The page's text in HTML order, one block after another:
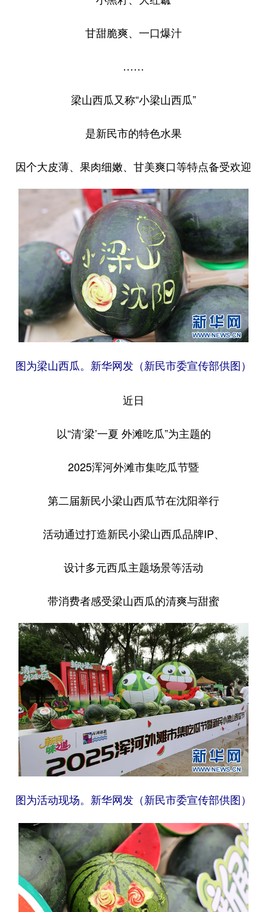
甘甜脆爽、一口爆汁
……
梁山西瓜又称“小梁山西瓜”
是新民市的特色水果
因个大皮薄、果肉细嫩、甘美爽口等特点备受欢迎
图为梁山西瓜。新华网发（新民市委宣传部供图）
近日
以“清‘梁’一夏 外滩吃瓜”为主题的
2025浑河外滩市集吃瓜节暨
第二届新民小梁山西瓜节在沈阳举行
活动通过打造新民小梁山西瓜品牌IP、
设计多元西瓜主题场景等活动
带消费者感受梁山西瓜的清爽与甜蜜
图为活动现场。新华网发（新民市委宣传部供图）